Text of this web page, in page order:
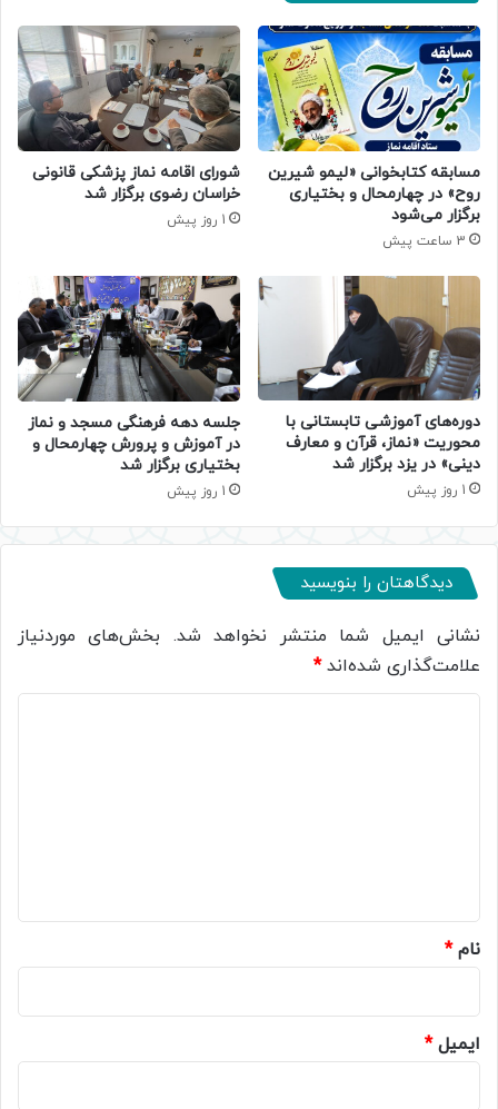
مسابقه کتابخوانی «لیمو شیرین
روح» در چهارمحال و بختیاری
برگزار می‌شود
3 ساعت پیش
شورای اقامه نماز پزشکی قانونی
خراسان رضوی برگزار شد
1 روز پیش
دوره‌های آموزشی تابستانی با
محوریت «نماز، قرآن و معارف
دینی» در یزد برگزار شد
1 روز پیش
جلسه دهه فرهنگی مسجد و نماز
در آموزش و پرورش چهارمحال و
بختیاری برگزار شد
1 روز پیش
دیدگاهتان را بنویسید
نشانی ایمیل شما منتشر نخواهد شد. بخش‌های موردنیاز
علامت‌گذاری شده‌اند*
نام*
ایمیل*